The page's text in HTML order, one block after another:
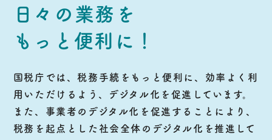
日々の業務を
もっと便利に！
国税庁では、税務手続をもっと便利に、効率よく利
用いただけるよう、デジタル化を促進しています。
また、事業者のデジタル化を促進することにより、
税務を起点とした社会全体のデジタル化を推進して